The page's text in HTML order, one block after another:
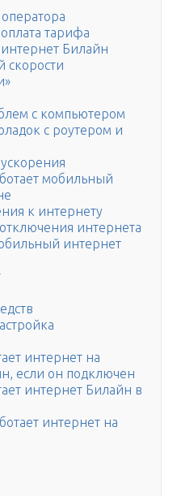
тарифа
Билайн
скорости
с компьютером
с роутером и
мобильный
к интернету
интернета
интернет
интернет на
если он подключен
интернет Билайн в
интернет на